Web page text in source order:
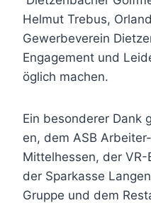
Helmut Trebus,
Gewerbeverein
Engagement und
öglich machen.
Ein besonderer Dank
en, dem ASB
Mittelhessen, der
der Sparkasse
Gruppe und dem